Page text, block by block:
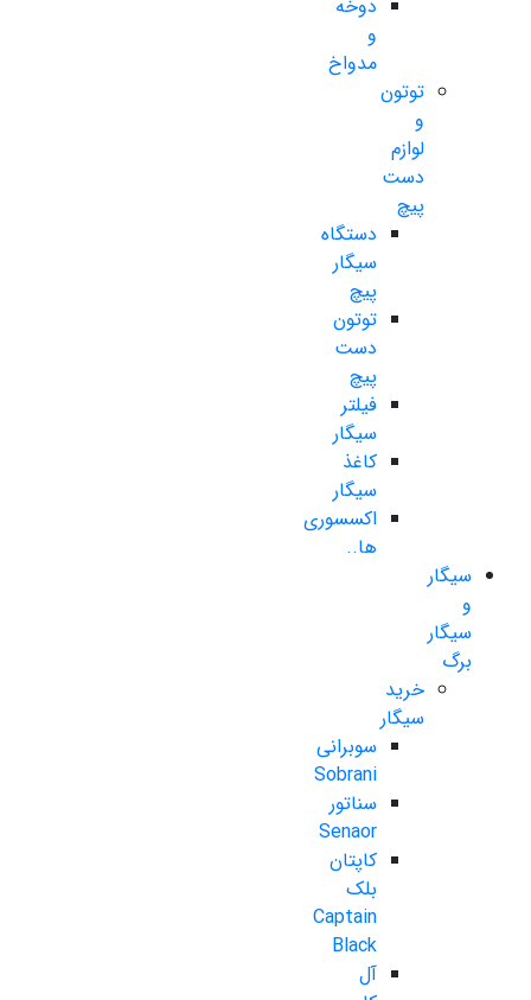
دوخه
و
مدواخ
توتون
و
لوازم
دست
پیچ
دستگاه
سیگار
پیچ
توتون
دست
پیچ
فیلتر
سیگار
کاغذ
سیگار
اکسسوری
ها..
سیگار
و
سیگار
برگ
خرید
سیگار
سوبرانی
Sobrani
سناتور
Senaor
کاپتان
بلک
Captain
Black
آل